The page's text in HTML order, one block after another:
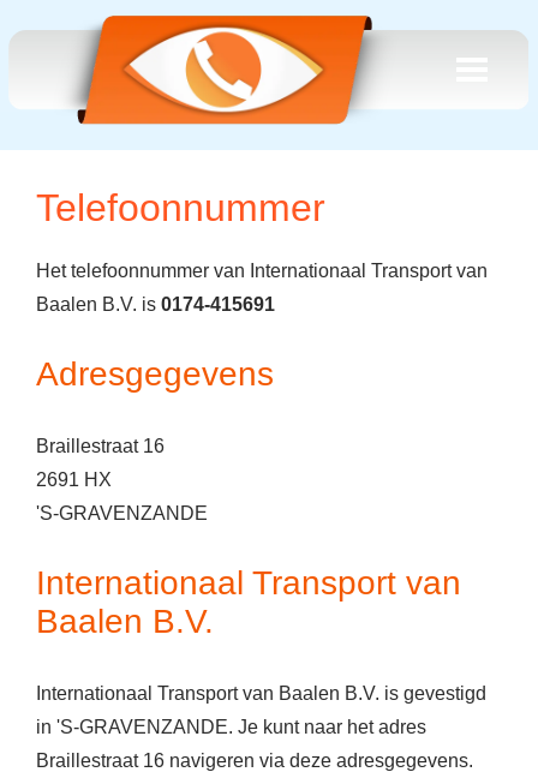
Telefoonnummer
Het telefoonnummer van Internationaal Transport van
Baalen B.V. is 0174-415691
Adresgegevens
Braillestraat 16
2691 HX
'S-GRAVENZANDE
Internationaal Transport van
Baalen B.V.
Internationaal Transport van Baalen B.V. is gevestigd
in 'S-GRAVENZANDE. Je kunt naar het adres
Braillestraat 16 navigeren via deze adresgegevens.